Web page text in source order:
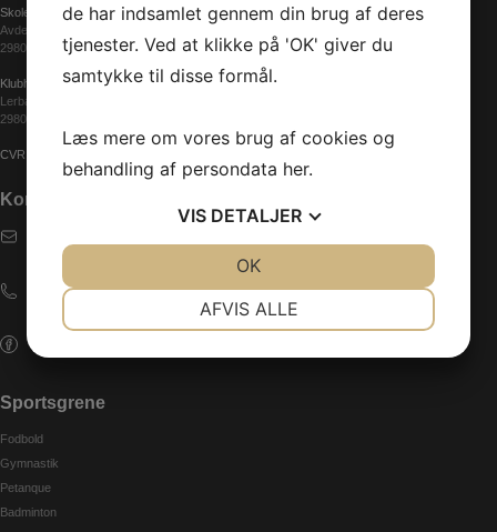
Skolen (Gymnastik)
Avderødvej 48
2980 Kokkedal
Klubhuset
Lerbakkevej 1
2980 Kokkedal
CVR: 29856133
Kontakt
karlebo.if@gmail.com
Telefon
Følg os på Facebook
Sportsgrene
Fodbold
Gymnastik
Petanque
Badminton
de har indsamlet gennem din brug af deres
tjenester. Ved at klikke på 'OK' giver du
samtykke til disse formål.
Læs mere om vores brug af cookies og
behandling af persondata her.
VIS DETALJER
AFVIS ALLE
OK